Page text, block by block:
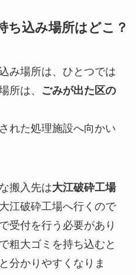
ち込み場所はどこ？
み場所は、ひとつでは
所は、
ごみが出た区の
れた処理施設へ向かい
搬入先は大江破砕工場
江破砕工場へ行くので
受付を行う必要があり
粗大ゴミを持ち込むと
分かりやすくなりま